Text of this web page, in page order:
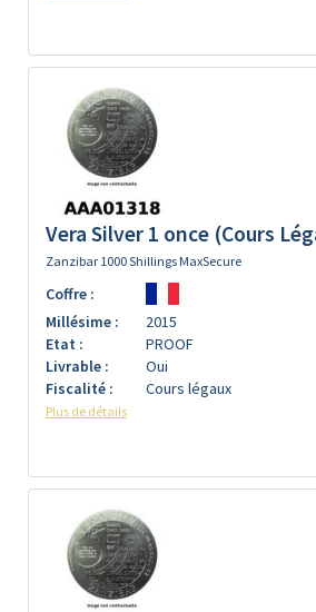
Vera Silver 1 once (Cours
Zanzibar 1000 Shillings MaxSecure
Coffre :
Millésime :
2015
Etat :
PROOF
Livrable :
Oui
Fiscalité :
Cours légaux
Plus de détails